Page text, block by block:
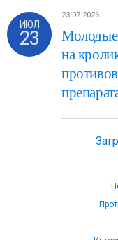
ИЮЛ
23
23.07.2026
Молодые
на